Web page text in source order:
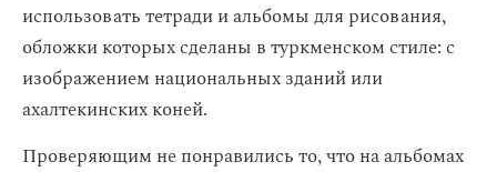
использовать тетради и альбомы для рисования,
обложки которых сделаны в туркменском стиле: с
изображением национальных зданий или
ахалтекинских коней.
Проверяющим не понравились то, что на альбомах